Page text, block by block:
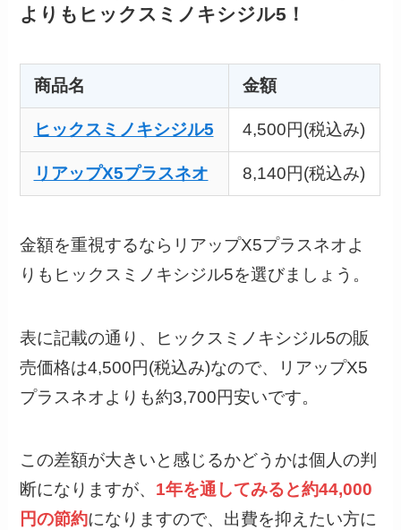
よりもヒックスミノキシジル5！
商品名 金額
ヒックスミノキシジル5 4,500円(税込み)
リアップX5プラスネオ 8,140円(税込み)
金額を重視するならリアップX5プラスネオよ
りもヒックスミノキシジル5を選びましょう。
表に記載の通り、ヒックスミノキシジル5の販
売価格は4,500円(税込み)なので、リアップX5
プラスネオよりも約3,700円安いです。
この差額が大きいと感じるかどうかは個人の判
断になりますが、 1年を通してみると約44,000
円の節約になりますので、出費を抑えたい方に